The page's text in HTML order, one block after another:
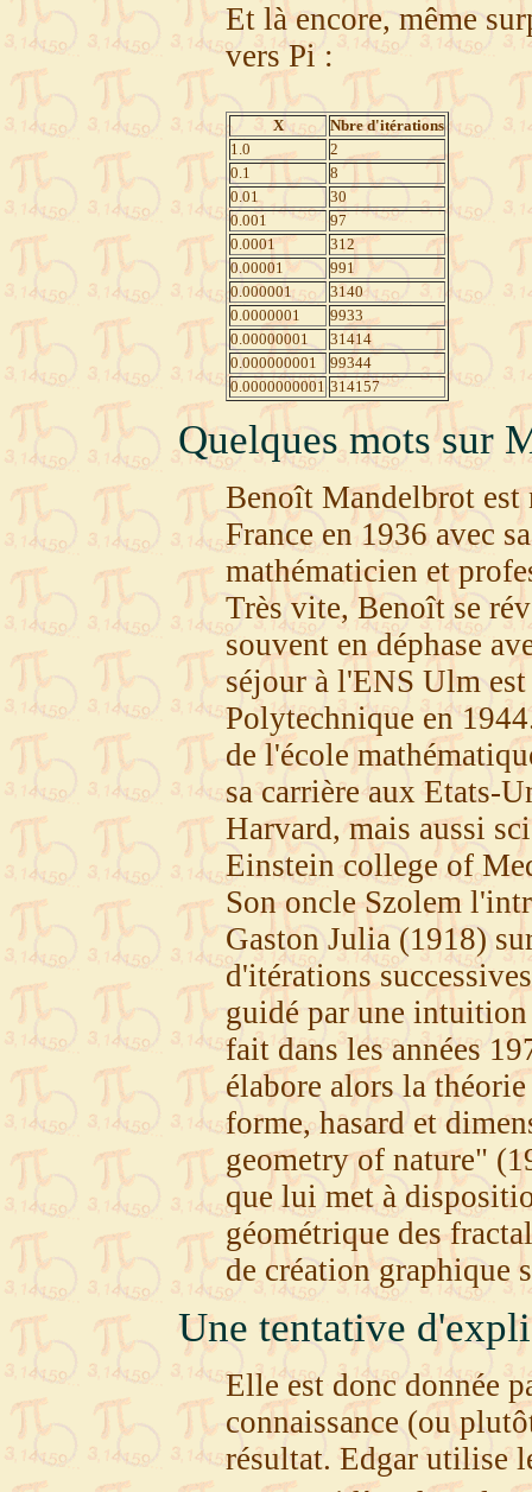
Et là encore, même
vers Pi :
X
Nbre d'itérations
1.0
2
0.1
8
0.01
30
0.001
97
0.0001
312
0.00001
991
0.000001
3140
0.0000001
9933
0.00000001
31414
0.000000001
99344
0.0000000001 314157
Quelques mots sur
Benoît Mandelbrot est
France en 1936 avec
mathématicien et
Très vite, Benoît se
souvent en déphase
séjour à l'ENS Ulm
Polytechnique en
de l'école
sa carrière aux Etats-
Harvard, mais aussi
Einstein college of
Son oncle Szolem
Gaston Julia (1918)
d'itérations
guidé par une
fait dans les années
élabore alors la
forme, hasard et
geometry of nature"
que lui met à
géométrique des
de création graphique
Une tentative
Elle est donc donnée
connaissance (ou
résultat. Edgar utilise